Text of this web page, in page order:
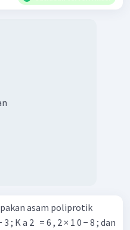
asam poliprotik
; K a 2 ​ ​ = 6 , 2 × 1 0 − 8 ; dan